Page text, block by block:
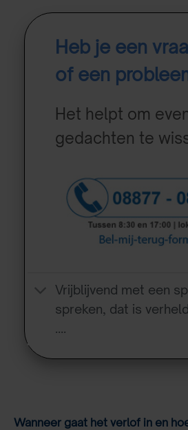
Heb je een
of een
Het helpt om
gedachten te
Vrijblijvend met een
spreken, dat is
….
Wanneer gaat het verlof in en